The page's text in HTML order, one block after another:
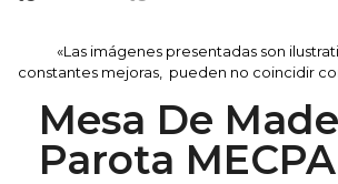
«Las imágenes presentadas son
constantes mejoras, pueden no coincidir
Mesa De
Parota